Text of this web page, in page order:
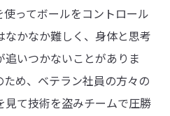
使ってボールをコントロール
なかなか難しく、身体と思考
追いつかないことがありま
ため、ベテラン社員の方々の
見て技術を盗みチームで圧勝